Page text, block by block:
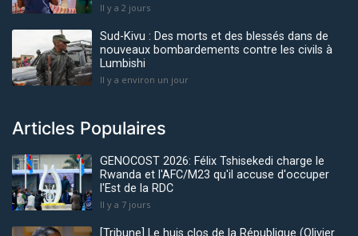
Il y a 2 jours
Sud-Kivu : Des morts et des blessés dans de
nouveaux bombardements contre les civils à
Lumbishi
Il y a environ un jour
Articles Populaires
GENOCOST 2026: Félix Tshisekedi charge le
Rwanda et l'AFC/M23 qu'il accuse d'occuper
l'Est de la RDC
Il y a 7 jours